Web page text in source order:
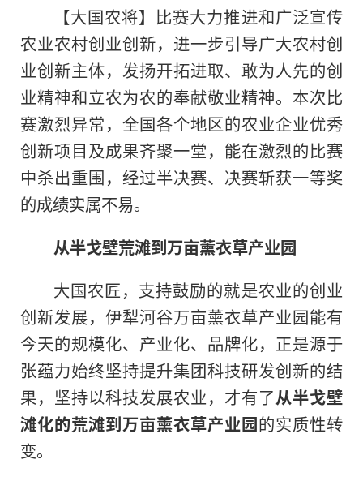
【大国农将】比赛大力推进和广泛宣传
农业农村创业创新，进一步引导广大农村创
业创新主体，发扬开拓进取、敢为人先的创
业精神和立农为农的奉献敬业精神。本次比
赛激烈异常，全国各个地区的农业企业优秀
创新项目及成果齐聚一堂，能在激烈的比赛
中杀出重围，经过半决赛、决赛斩获一等奖
的成绩实属不易。
从半戈壁荒滩到万亩薰衣草产业园
大国农匠，支持鼓励的就是农业的创业
创新发展，伊犁河谷万亩薰衣草产业园能有
今天的规模化、产业化、品牌化，正是源于
张蕴力始终坚持提升集团科技研发创新的结
果，坚持以科技发展农业，才有了从半戈壁
滩化的荒滩到万亩薰衣草产业园的实质性转
变。